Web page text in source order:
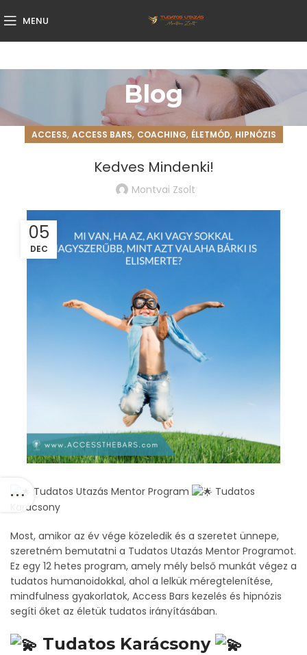
MENU
Blog
ACCESS, ACCESS BARS, COACHING, ÉLETMÓD, HIPNÓZIS
Kedves Mindenki!
Montvai Zsolt
05
DEC
Tudatos Utazás Mentor Program
Tudatos
Karácsony
Most, amikor az év vége közeledik és a szeretet ünnepe,
szeretném bemutatni a Tudatos Utazás Mentor Programot.
Ez egy 12 hetes program, amely mély belső munkát végez a
tudatos humanoidokkal, ahol a lelkük méregtelenítése,
mindfulness gyakorlatok, Access Bars kezelés és hipnózis
segíti őket az életük tudatos irányításában.
Tudatos Karácsony